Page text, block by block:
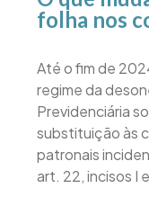
folha nos
Até o fim de
regime da
Previdenciária
substituição às
patronais
art. 22, incisos I